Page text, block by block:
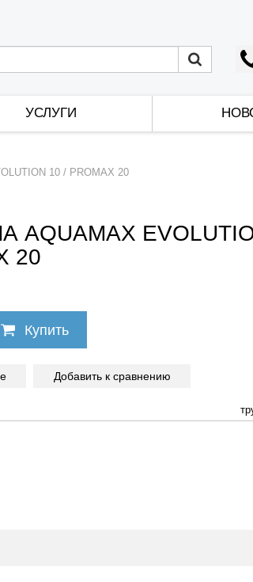
УСЛУГИ
10 / PROMAX 20
AQUAMAX
20
Купить
Добавить к сравнению